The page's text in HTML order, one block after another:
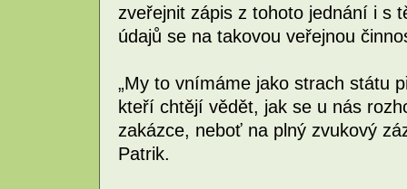
zveřejnit zápis z tohoto jednání i s
údajů se na takovou veřejnou
„My to vnímáme jako strach státu
kteří chtějí vědět, jak se u nás
zakázce, neboť na plný zvukový
Patrik.